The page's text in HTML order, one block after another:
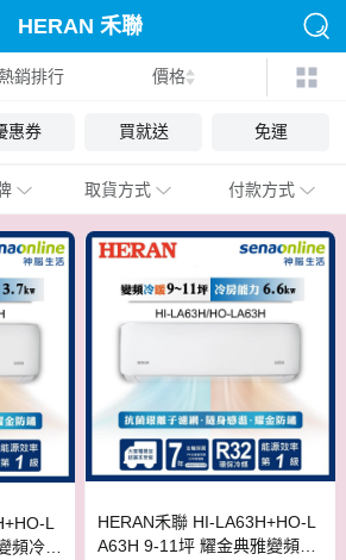
HERAN 禾聯
銷排行 價格
惠券 買就送 免運
取貨方式 付款方式
L
頻冷暖
HERAN禾聯 HI-LA63H+HO-L
A63H 9-11坪 耀金典雅變頻冷